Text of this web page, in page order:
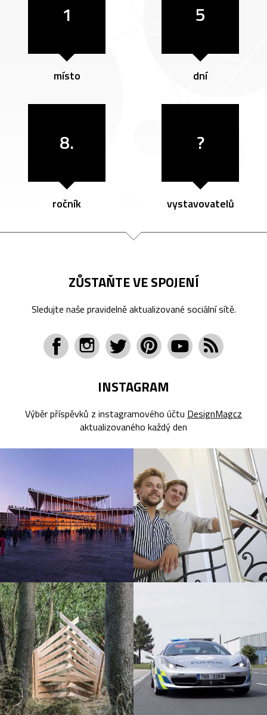
1
místo
5
dní
8.
ročník
?
vystavovatelů
ZŮSTAŇTE VE SPOJENÍ
Sledujte naše pravidelně aktualizované sociální sítě.
INSTAGRAM
Výběr příspěvků z instagramového účtu DesignMagcz
aktualizovaného každý den